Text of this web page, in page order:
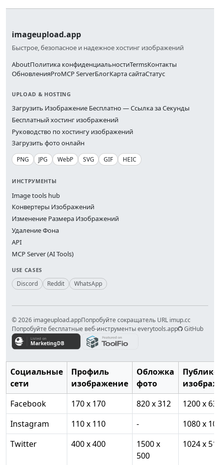
imageupload.app
Быстрое, безопасное и надежное хостинг изображений
AboutПолитика конфиденциальностиTermsКонтакты
ОбновленияProMCP ServerБлогКарта сайтаСтатус
UPLOAD & HOSTING
Загрузить Изображение Бесплатно — Ссылка за Секунды
Бесплатный хостинг изображений
Руководство по хостингу изображений
Загрузить фото онлайн
PNG JPG WebP SVG GIF HEIC
ИНСТРУМЕНТЫ
Image tools hub
Конвертеры Изображений
Изменение Размера Изображений
Удаление Фона
API
MCP Server (AI Tools)
USE CASES
Discord Reddit WhatsApp
© 2026 imageupload.appПопробуйте сокращатель URL imup.cc
Попробуйте бесплатные веб-инструменты everytools.app
GitHub
Социальные
сети
Профиль
изображение
Обложка
фото
Facebook
170 x 170 820 x 312
1200 x
Instagram
110 x 110 -
1080 x
Twitter
400 x 400
1500 x
500
1024 x